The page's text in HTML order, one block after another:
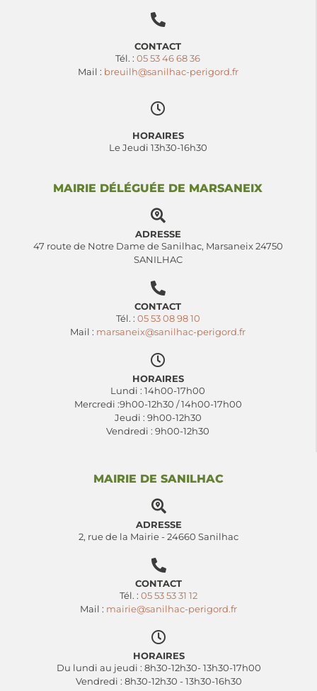
CONTACT
Tél. : 05 53 46 68 36
Mail : breuilh@sanilhac-perigord.fr
HORAIRES
Le Jeudi 13h30-16h30
MAIRIE DÉLÉGUÉE DE MARSANEIX
ADRESSE
47 route de Notre Dame de Sanilhac, Marsaneix 24750
SANILHAC
CONTACT
Tél. : 05 53 08 98 10
Mail : marsaneix@sanilhac-perigord.fr
HORAIRES
Lundi : 14h00-17h00
Mercredi :9h00-12h30 / 14h00-17h00
Jeudi : 9h00-12h30
Vendredi : 9h00-12h30
MAIRIE DE SANILHAC
ADRESSE
2, rue de la Mairie - 24660 Sanilhac
CONTACT
Tél. : 05 53 53 31 12
Mail : mairie@sanilhac-perigord.fr
HORAIRES
Du lundi au jeudi : 8h30-12h30- 13h30-17h00
Vendredi : 8h30-12h30 - 13h30-16h30